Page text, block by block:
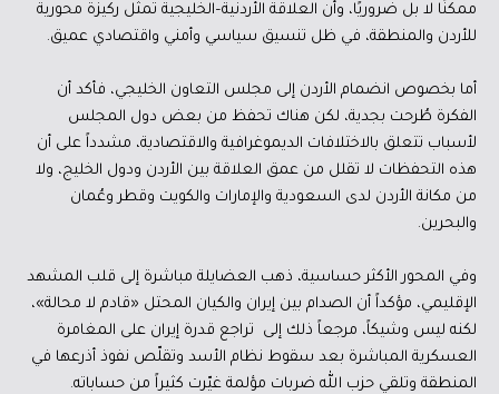
ممكنًا لا بل ضروريًا، وأن العلاقة الأردنية–الخليجية تمثل ركيزة محورية
للأردن والمنطقة، في ظل تنسيق سياسي وأمني واقتصادي عميق.
أما بخصوص انضمام الأردن إلى مجلس التعاون الخليجي، فأكد أن
الفكرة طُرحت بجدية، لكن هناك تحفظ من بعض دول المجلس
لأسباب تتعلق بالاختلافات الديموغرافية والاقتصادية، مشدداً على أن
هذه التحفظات لا تقلل من عمق العلاقة بين الأردن ودول الخليج، ولا
من مكانة الأردن لدى السعودية والإمارات والكويت وقطر وعُمان
والبحرين.
وفي المحور الأكثر حساسية، ذهب العضايلة مباشرة إلى قلب المشهد
الإقليمي، مؤكداً أن الصدام بين إيران والكيان المحتل «قادم لا محالة»،
لكنه ليس وشيكاً، مرجعاً ذلك إلى تراجع قدرة إيران على المغامرة
العسكرية المباشرة بعد سقوط نظام الأسد وتقلّص نفوذ أذرعها في
المنطقة وتلقي حزب الله ضربات مؤلمة غيّرت كثيراً من حساباته.